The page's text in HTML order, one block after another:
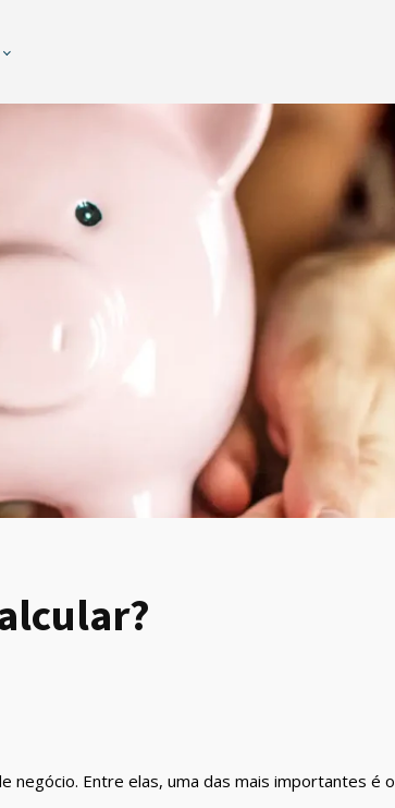
negócio. Entre elas, uma das mais importantes é o